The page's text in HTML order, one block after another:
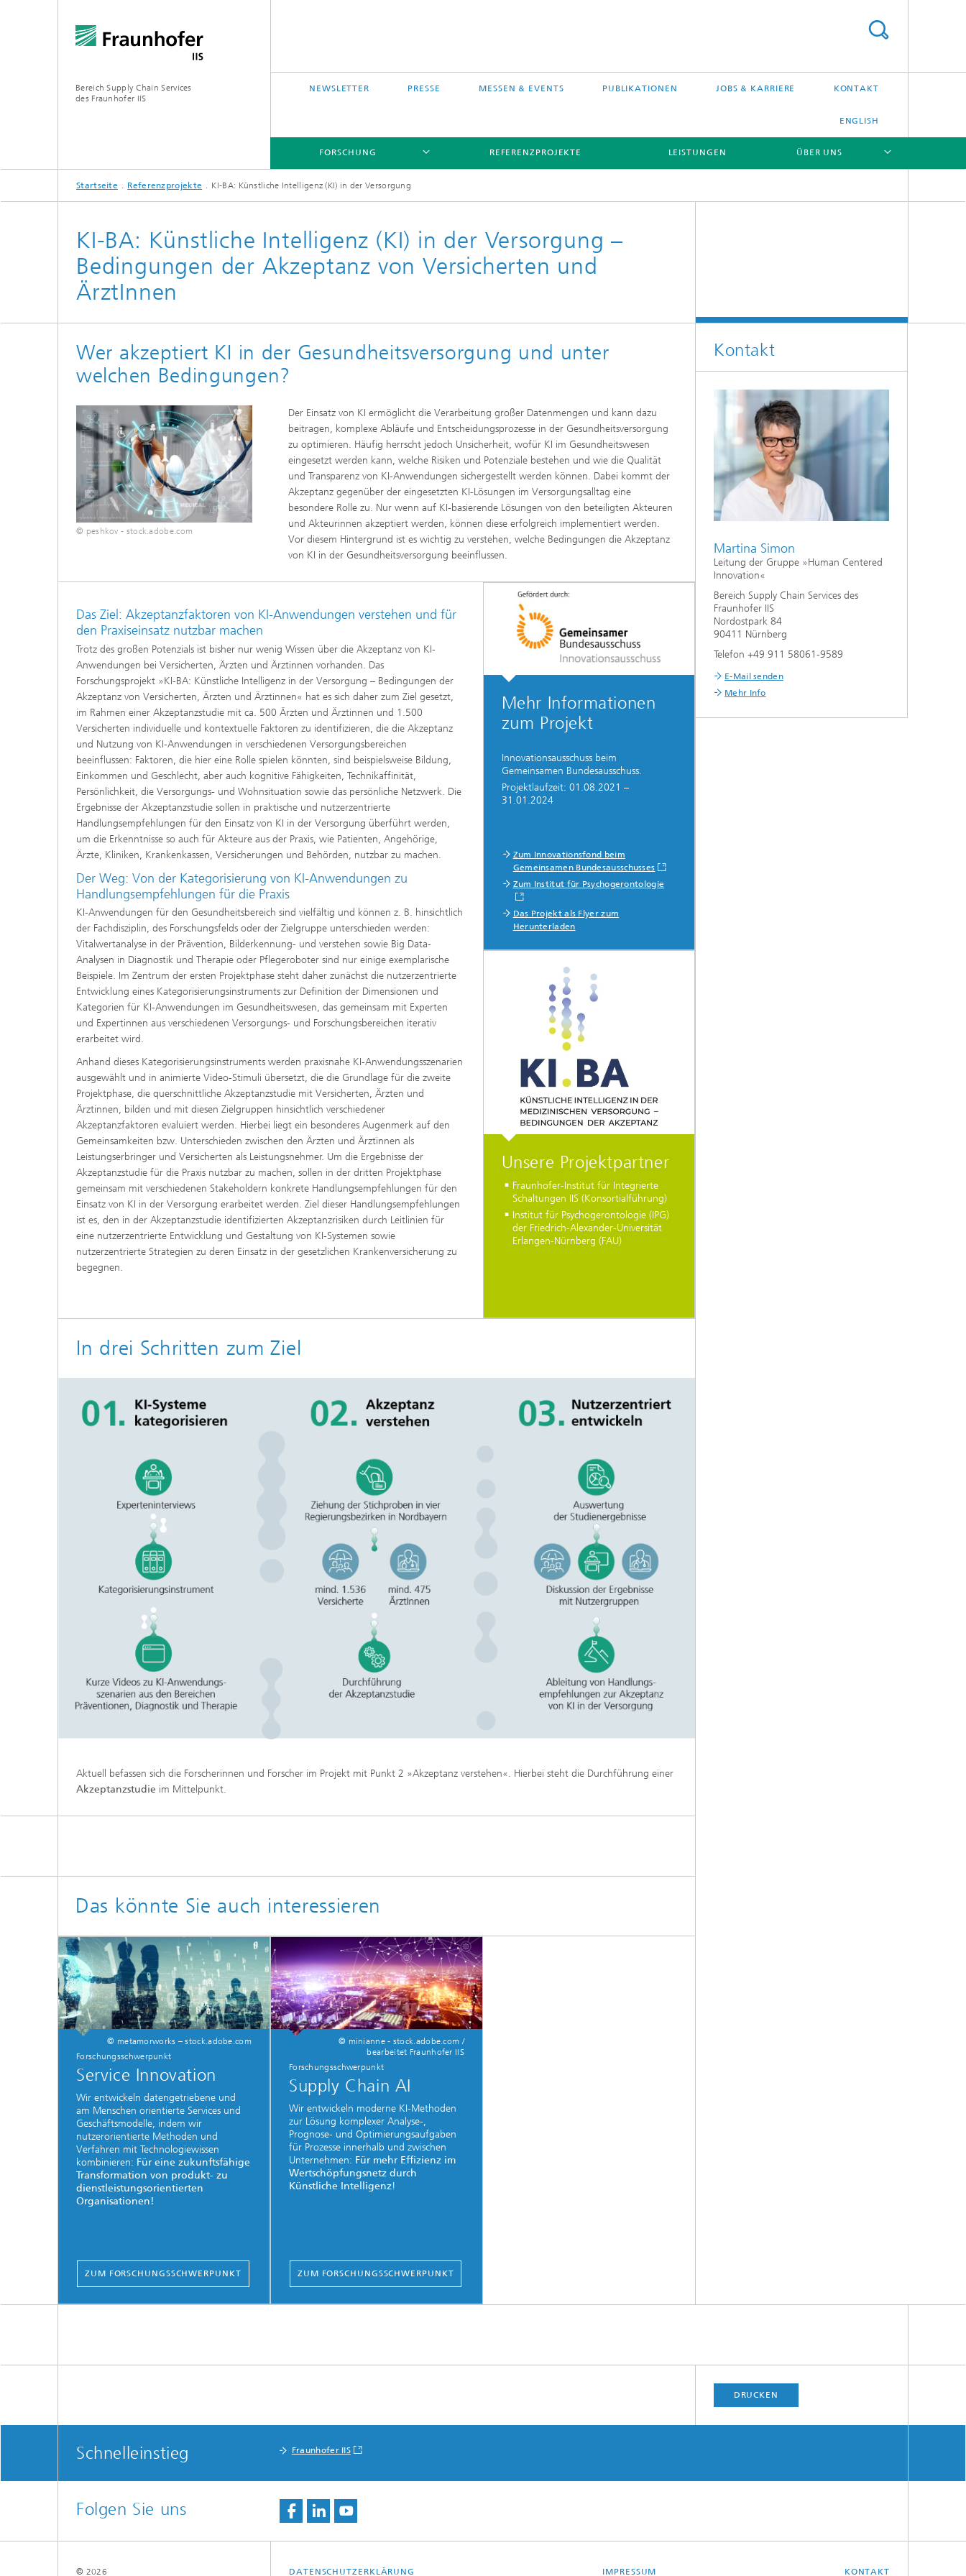
Bereich Supply Chain Services
des Fraunhofer IIS
NEWSLETTER PRESSE MESSEN & EVENTS PUBLIKATIONEN JOBS & KARRIERE KONTAKT
ENGLISH
FORSCHUNG
FORSCHUNG
REFERENZPROJEKTE LEISTUNGEN ÜBER UNS
ÜBER UNS
Startseite Referenzprojekte KI-BA: Künstliche Intelligenz (KI) in der Versorgung
KI-BA: Künstliche Intelligenz (KI) in der Versorgung –
Bedingungen der Akzeptanz von Versicherten und
ÄrztInnen
Wer akzeptiert KI in der Gesundheitsversorgung und unter
welchen Bedingungen?
© peshkov - stock.adobe.com
Der Einsatz von KI ermöglicht die Verarbeitung großer Datenmengen und kann dazu
beitragen, komplexe Abläufe und Entscheidungsprozesse in der Gesundheitsversorgung
zu optimieren. Häufig herrscht jedoch Unsicherheit, wofür KI im Gesundheitswesen
eingesetzt werden kann, welche Risiken und Potenziale bestehen und wie die Qualität
und Transparenz von KI-Anwendungen sichergestellt werden können. Dabei kommt der
Akzeptanz gegenüber der eingesetzten KI-Lösungen im Versorgungsalltag eine
besondere Rolle zu. Nur wenn auf KI-basierende Lösungen von den beteiligten Akteuren
und Akteurinnen akzeptiert werden, können diese erfolgreich implementiert werden.
Vor diesem Hintergrund ist es wichtig zu verstehen, welche Bedingungen die Akzeptanz
von KI in der Gesundheitsversorgung beeinflussen.
Das Ziel: Akzeptanzfaktoren von KI-Anwendungen verstehen und für
den Praxiseinsatz nutzbar machen
Trotz des großen Potenzials ist bisher nur wenig Wissen über die Akzeptanz von KI-
Anwendungen bei Versicherten, Ärzten und Ärztinnen vorhanden. Das
Forschungsprojekt »KI-BA: Künstliche Intelligenz in der Versorgung – Bedingungen der
Akzeptanz von Versicherten, Ärzten und Ärztinnen« hat es sich daher zum Ziel gesetzt,
im Rahmen einer Akzeptanzstudie mit ca. 500 Ärzten und Ärztinnen und 1.500
Versicherten individuelle und kontextuelle Faktoren zu identifizieren, die die Akzeptanz
und Nutzung von KI-Anwendungen in verschiedenen Versorgungsbereichen
beeinflussen: Faktoren, die hier eine Rolle spielen könnten, sind beispielsweise Bildung,
Einkommen und Geschlecht, aber auch kognitive Fähigkeiten, Technikaffinität,
Persönlichkeit, die Versorgungs- und Wohnsituation sowie das persönliche Netzwerk. Die
Ergebnisse der Akzeptanzstudie sollen in praktische und nutzerzentrierte
Handlungsempfehlungen für den Einsatz von KI in der Versorgung überführt werden,
um die Erkenntnisse so auch für Akteure aus der Praxis, wie Patienten, Angehörige,
Ärzte, Kliniken, Krankenkassen, Versicherungen und Behörden, nutzbar zu machen.
Der Weg: Von der Kategorisierung von KI-Anwendungen zu
Handlungsempfehlungen für die Praxis
KI-Anwendungen für den Gesundheitsbereich sind vielfältig und können z. B. hinsichtlich
der Fachdisziplin, des Forschungsfelds oder der Zielgruppe unterschieden werden:
Vitalwertanalyse in der Prävention, Bilderkennung- und verstehen sowie Big Data-
Analysen in Diagnostik und Therapie oder Pflegeroboter sind nur einige exemplarische
Beispiele. Im Zentrum der ersten Projektphase steht daher zunächst die nutzerzentrierte
Entwicklung eines Kategorisierungsinstruments zur Definition der Dimensionen und
Kategorien für KI-Anwendungen im Gesundheitswesen, das gemeinsam mit Experten
und Expertinnen aus verschiedenen Versorgungs- und Forschungsbereichen iterativ
erarbeitet wird.
Anhand dieses Kategorisierungsinstruments werden praxisnahe KI-Anwendungsszenarien
ausgewählt und in animierte Video-Stimuli übersetzt, die die Grundlage für die zweite
Projektphase, die querschnittliche Akzeptanzstudie mit Versicherten, Ärzten und
Ärztinnen, bilden und mit diesen Zielgruppen hinsichtlich verschiedener
Akzeptanzfaktoren evaluiert werden. Hierbei liegt ein besonderes Augenmerk auf den
Gemeinsamkeiten bzw. Unterschieden zwischen den Ärzten und Ärztinnen als
Leistungserbringer und Versicherten als Leistungsnehmer. Um die Ergebnisse der
Akzeptanzstudie für die Praxis nutzbar zu machen, sollen in der dritten Projektphase
gemeinsam mit verschiedenen Stakeholdern konkrete Handlungsempfehlungen für den
Einsatz von KI in der Versorgung erarbeitet werden. Ziel dieser Handlungsempfehlungen
ist es, den in der Akzeptanzstudie identifizierten Akzeptanzrisiken durch Leitlinien für
eine nutzerzentrierte Entwicklung und Gestaltung von KI-Systemen sowie
nutzerzentrierte Strategien zu deren Einsatz in der gesetzlichen Krankenversicherung zu
begegnen.
Mehr Informationen
zum Projekt
Innovationsausschuss beim
Gemeinsamen Bundesausschuss.
Projektlaufzeit: 01.08.2021 –
31.01.2024
Zum Innovationsfond beim
Gemeinsamen Bundesausschusses
Zum Institut für Psychogerontologie
Das Projekt als Flyer zum
Herunterladen
Unsere Projektpartner
Fraunhofer-Institut für Integrierte
Schaltungen IIS (Konsortialführung)
Institut für Psychogerontologie (IPG)
der Friedrich-Alexander-Universität
Erlangen-Nürnberg (FAU)
In drei Schritten zum Ziel
Aktuell befassen sich die Forscherinnen und Forscher im Projekt mit Punkt 2 »Akzeptanz verstehen«. Hierbei steht die Durchführung einer
Akzeptanzstudie im Mittelpunkt.
Das könnte Sie auch interessieren
© metamorworks – stock.adobe.com
Forschungsschwerpunkt
Service Innovation
Wir entwickeln datengetriebene und
am Menschen orientierte Services und
Geschäftsmodelle, indem wir
nutzerorientierte Methoden und
Verfahren mit Technologiewissen
kombinieren: Für eine zukunftsfähige
Transformation von produkt- zu
dienstleistungsorientierten
Organisationen!
ZUM FORSCHUNGSSCHWERPUNKT
© minianne - stock.adobe.com /
bearbeitet Fraunhofer IIS
Forschungsschwerpunkt
Supply Chain AI
Wir entwickeln moderne KI-Methoden
zur Lösung komplexer Analyse-,
Prognose- und Optimierungsaufgaben
für Prozesse innerhalb und zwischen
Unternehmen: Für mehr Effizienz im
Wertschöpfungsnetz durch
Künstliche Intelligenz!
ZUM FORSCHUNGSSCHWERPUNKT
Kontakt
Martina Simon
Leitung der Gruppe »Human Centered
Innovation«
Bereich Supply Chain Services des
Fraunhofer IIS
Nordostpark 84
90411 Nürnberg
Telefon +49 911 58061-9589
E-Mail senden
Mehr Info
DRUCKEN
Schnelleinstieg Fraunhofer IIS
Folgen Sie uns
DATENSCHUTZERKLÄRUNG IMPRESSUM KONTAKT
© 2026